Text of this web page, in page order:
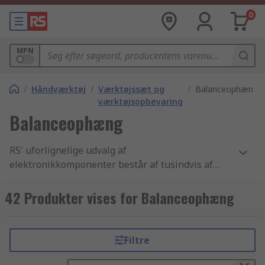
0
MPN
/ Håndværktøj / Værktøjssæt og
værktøjsopbevaring
/ Balanceophæng
Balanceophæng
RS' uforlignelige udvalg af
elektronikkomponenter består af tusindvis af
Trykluftværktøj, Svejsning og slaglodning -
værktøj og Værktøjs-vægtudlignere - balancerede
vægtudlignere - balancerede ophæng produkter
samt de bedste muligheder for levering fra lager
42 Produkter vises for Balanceophæng
Filtre